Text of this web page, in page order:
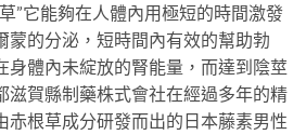
”它能夠在人體內用極短的時間激發
蒙的分泌，短時間內有效的幫助勃
身體內未綻放的腎能量，而達到陰莖
滋賀縣制藥株式會社在經過多年的精
赤根草成分研發而出的日本藤素男性